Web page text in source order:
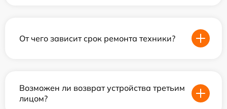
От чего зависит срок ремонта техники?
Возможен ли возврат устройства третьим
лицом?